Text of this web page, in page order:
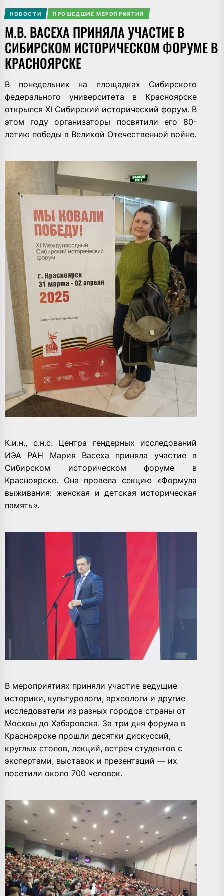
НОВОСТИ ПРОШЕДШИЕ МЕРОПРИЯТИЯ
М.В. ВАСЕХА ПРИНЯЛА УЧАСТИЕ В
СИБИРСКОМ ИСТОРИЧЕСКОМ ФОРУМЕ В
КРАСНОЯРСКЕ
В понедельник на площадках Сибирского
федерального университета в Красноярске
открылся XI Сибирский исторический форум. В
этом году организаторы посвятили его 80-
летию победы в Великой Отечественной войне.
К.и.н., с.н.с. Центра гендерных исследований
ИЭА РАН Мария Васеха приняла участие в
Сибирском историческом форуме в
Красноярске. Она провела секцию «Формула
выживания: женская и детская историческая
память».
В мероприятиях приняли участие ведущие
историки, культурологи, археологи и другие
исследователи из разных городов страны от
Москвы до Хабаровска. За три дня форума в
Красноярске прошли десятки дискуссий,
круглых столов, лекций, встреч студентов с
экспертами, выставок и презентаций — их
посетили около 700 человек.